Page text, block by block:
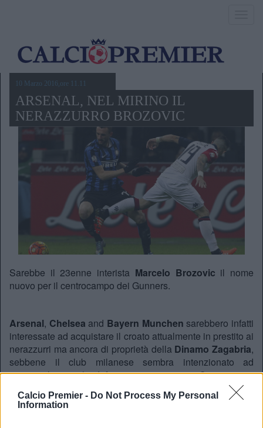
Calcio Premier - Do Not Process My Personal
Information
10 Marzo 2016,ore 11.11
ARSENAL, NEL MIRINO IL
NERAZZURRO BROZOVIC
Sarebbe il 23enne interista Marcelo Brozovic il nome
nuovo per il centrocampo dei Gunners.
Arsenal, Chelsea and Bayern Munchen sarebbero infatti
interessate ad acquistare il croato attualmente in prestito ai
nerazzurri ma ancora di proprietà della Dinamo Zagabria,
sebbene il club milanese sembra intenzionato ad
acquistarlo a titolo definitivo in ogni caso. Come scritto
l’Inter potrebbe valutarne una
cessione soltanto dopo averlo comprato dalla Dinamo e, di